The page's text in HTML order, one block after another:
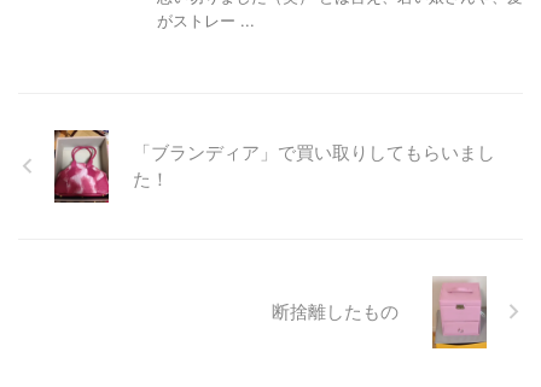
がストレー ...
「ブランディア」で買い取りしてもらいまし
た！
断捨離したもの